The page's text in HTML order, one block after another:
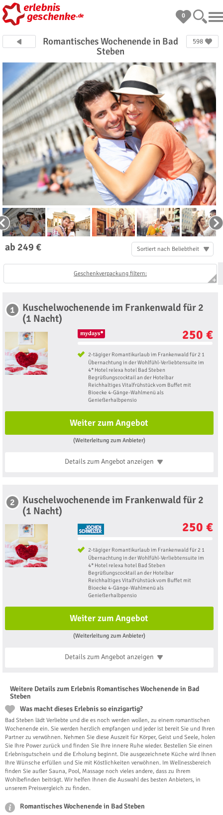
0
Romantisches Wochenende in Bad
Steben
598
ab 249 € Sortiert nach Beliebtheit
Geschenkverpackung filtern:
1
Kuschelwochenende im Frankenwald für 2
(1 Nacht)
250 €
2-tägiger Romantikurlaub im Frankenwald für 2 1
Übernachtung in der Wohlfühl-Verliebtensuite im
4* Hotel relexa hotel Bad Steben
Begrüßungscocktail an der Hotelbar
Reichhaltiges Vitalfrühstück vom Buffet mit
Bioecke 4-Gänge-Wahlmenü als
Genießerhalbpensio
Weiter zum Angebot
(Weiterleitung zum Anbieter)
Details zum Angebotanzeigen
2
Kuschelwochenende im Frankenwald für 2
(1 Nacht)
250 €
2-tägiger Romantikurlaub im Frankenwald für 2 1
Übernachtung in der Wohlfühl-Verliebtensuite im
4* Hotel relexa hotel Bad Steben
Begrüßungscocktail an der Hotelbar
Reichhaltiges Vitalfrühstück vom Buffet mit
Bioecke 4-Gänge-Wahlmenü als
Genießerhalbpensio
Weiter zum Angebot
(Weiterleitung zum Anbieter)
Details zum Angebotanzeigen
Weitere Details zum Erlebnis Romantisches Wochenende in Bad
Steben
Was macht dieses Erlebnis so einzigartig?
Bad Steben lädt Verliebte und die es noch werden wollen, zu einem romantischen
Wochenende ein. Sie werden herzlich empfangen und jeder ist bereit Sie und Ihren
Partner zu verwöhnen. Nehmen Sie diese Auszeit für Körper, Geist und Seele, holen
Sie Ihre Power zurück und finden Sie Ihre innere Ruhe wieder. Bestellen Sie einen
Erlebnisgutschein und die Erholung beginnt. Die ausgezeichnete Küche wird Ihnen
Ihre Wünsche erfüllen und Sie mit Köstlichkeiten verwöhnen. Im Wellnessbereich
finden Sie außer Sauna, Pool, Massage noch vieles andere, dass zu Ihrem
Wohlbefinden beiträgt. Wir helfen Ihnen die Auswahl des besten Anbieters, in
unserem Preisvergleich zu finden.
Romantisches Wochenende in Bad Steben